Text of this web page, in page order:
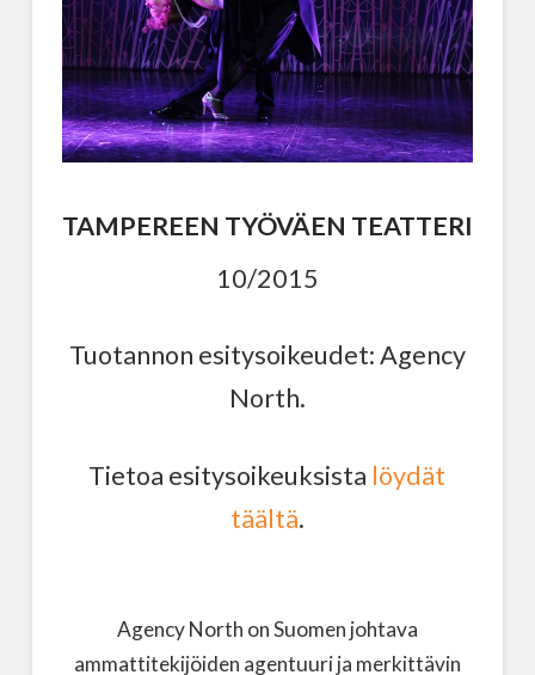
TAMPEREEN TYÖVÄEN TEATTERI
10/2015
Tuotannon esitysoikeudet: Agency
North.
Tietoa esitysoikeuksista löydät
täältä.
Agency North on Suomen johtava
ammattitekijöiden agentuuri ja merkittävin